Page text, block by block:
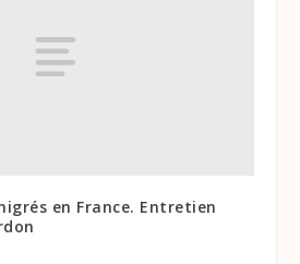
en France. Entretien